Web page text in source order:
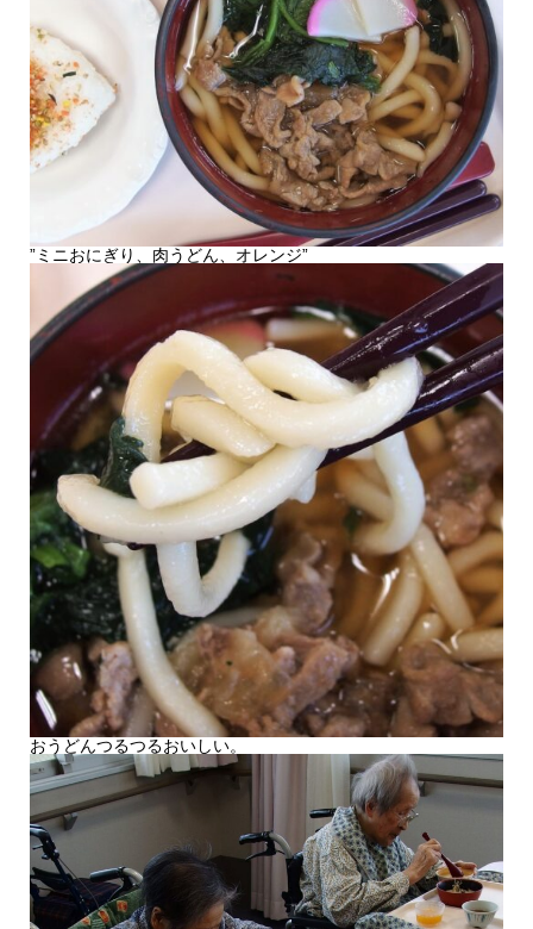
”ミニおにぎり、肉うどん、オレンジ”
おうどんつるつるおいしい。